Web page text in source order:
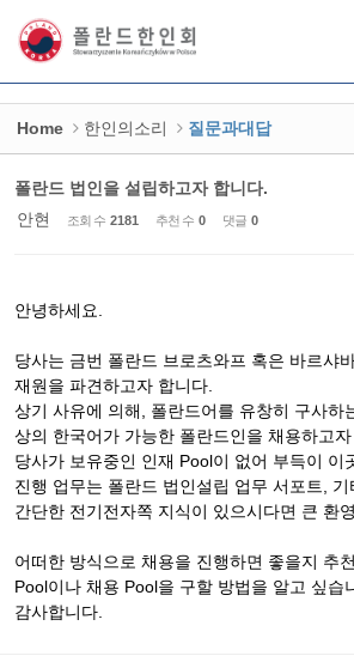
Home 한인의소리 질문과대답
폴란드 법인을 설립하고자 합니다.
안현
조회 수 2181 추천 수 0 댓글 0
안녕하세요.
당사는 금번 폴란드 브로츠와프 혹은 바르샤
재원을 파견하고자 합니다.
상기 사유에 의해, 폴란드어를 유창히 구사하
상의 한국어가 가능한 폴란드인을 채용하고자
당사가 보유중인 인재 Pool이 없어 부득이 이
진행 업무는 폴란드 법인설립 업무 서포트,
간단한 전기전자쪽 지식이 있으시다면 큰 환
어떠한 방식으로 채용을 진행하면 좋을지 추
Pool이나 채용 Pool을 구할 방법을 알고 싶습
감사합니다.